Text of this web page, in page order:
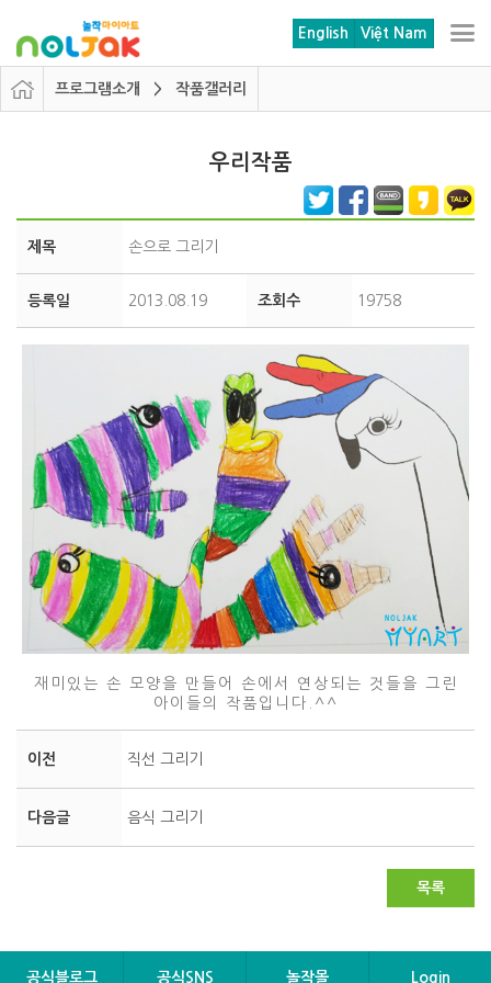
English Việt Nam
프로그램소개 > 작품갤러리
우리작품
제목 손으로 그리기
등록일 2013.08.19 조회수 19758
재미있는 손 모양을 만들어 손에서 연상되는 것들을 그린
아이들의 작품입니다.^^
이전 직선 그리기
다음글 음식 그리기
목록
공식블로그 공식SNS 놀작몰 Login